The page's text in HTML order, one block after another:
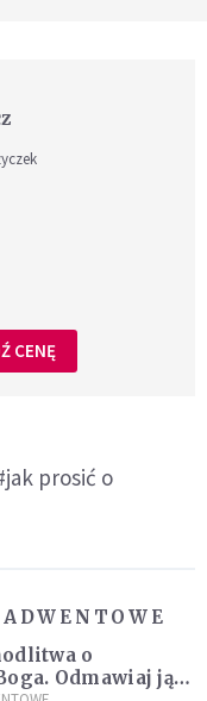
CENĘ
prosić o
o
Odmawiaj ją,